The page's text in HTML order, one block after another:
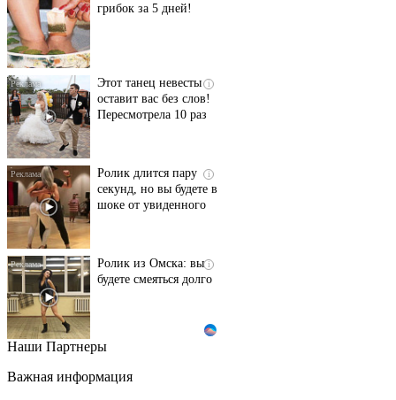
грибок за 5 дней!
i
Этот танец невесты
оставит вас без слов!
Пересмотрела 10 раз
i
Ролик длится пару
секунд, но вы будете в
шоке от увиденного
i
Ролик из Омска: вы
будете смеяться долго
Ржу не переставая, это
не раз
Наши Партнеры
Важная информация